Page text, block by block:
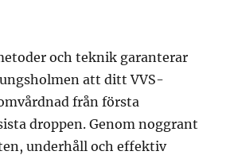
och teknik garanterar
att ditt VVS-
från första
droppen. Genom noggrant
underhåll och effektiv